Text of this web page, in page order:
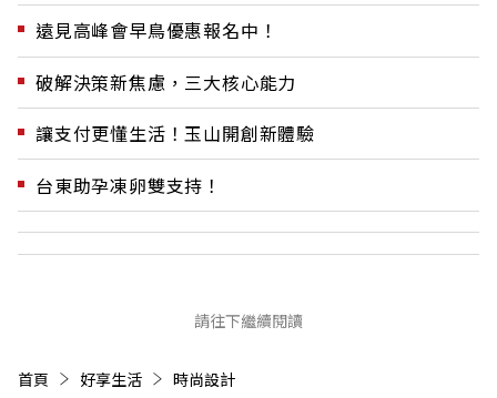
遠見高峰會早鳥優惠報名中！
破解決策新焦慮，三大核心能力
讓支付更懂生活！玉山開創新體驗
台東助孕凍卵雙支持！
請往下繼續閱讀
首頁 好享生活 時尚設計